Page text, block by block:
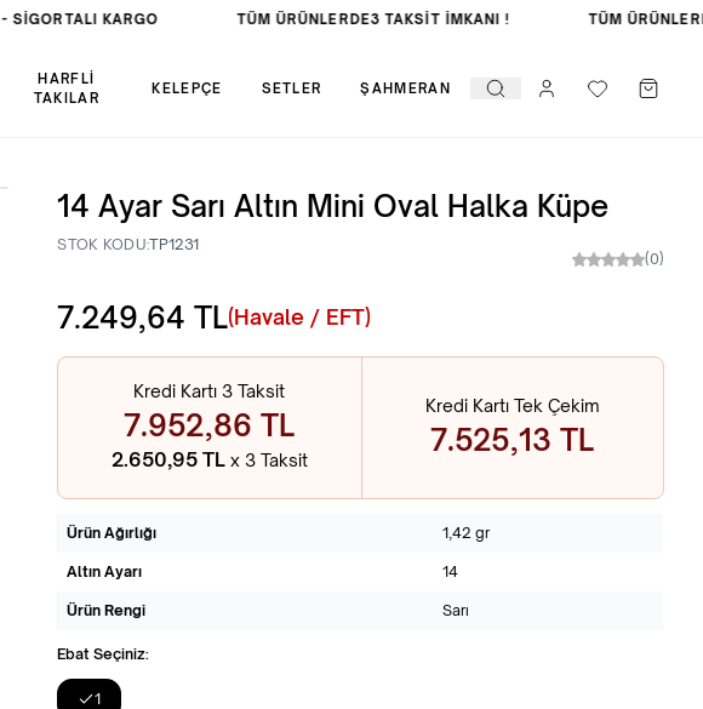
SIGORTALI KARGO TÜM ÜRÜNLERDE3 TAKSİT İMKANI ! TÜM
HARFLİ
TAKILAR
KELEPÇE SETLER ŞAHMERAN
14 Ayar Sarı Altın Mini Oval Halka Küpe
STOK KODU:TP1231
(0)
7.249,64 TL(Havale / EFT)
Kredi Kartı 3 Taksit
7.952,86 TL
2.650,95 TL x 3 Taksit
Kredi Kartı Tek Çekim
7.525,13 TL
Ürün Ağırlığı 1,42 gr
Altın Ayarı 14
Ürün Rengi Sarı
Ebat Seçiniz:
1